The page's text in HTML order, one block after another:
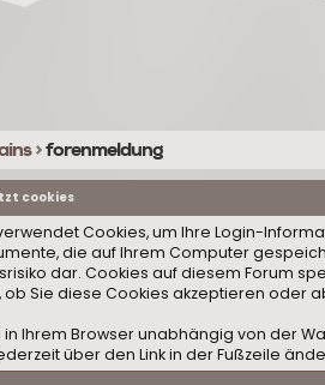
>forenmeldung
cookies
Cookies, um Ihre Login-
die auf Ihrem Computer
dar. Cookies auf diesem Forum
ob Sie diese Cookies akzeptieren oder
in Ihrem Browser unabhängig von der
über den Link in der Fußzeile